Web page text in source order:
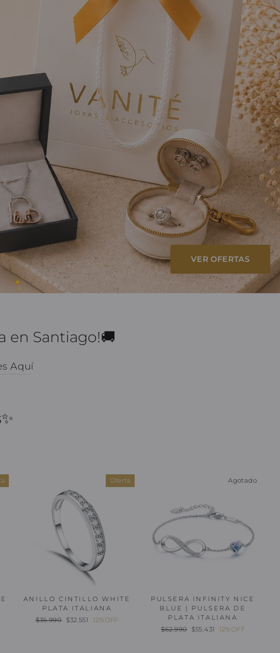
VER OFERTAS
en Santiago!🚚
Aquí
Oferta
ANILLO CINTILLO WHITE
PLATA ITALIANA
Precio
$36.990 Oferta
$32.551 12%OFF
Agotado
PULSERA INFINITY NICE
BLUE | PULSERA DE
PLATA ITALIANA
Precio
$62.990 Oferta
$55.431 12%OFF